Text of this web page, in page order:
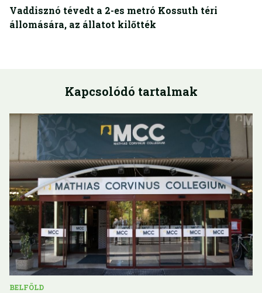
Vaddisznó tévedt a 2-es metró Kossuth téri
állomására, az állatot kilőtték
Kapcsolódó tartalmak
BELFÖLD